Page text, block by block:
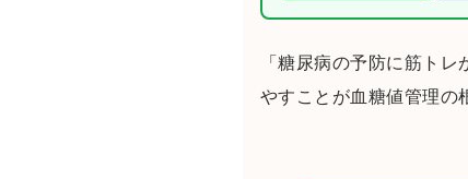
「糖尿病の予防に筋ト
やすことが血糖値管理の